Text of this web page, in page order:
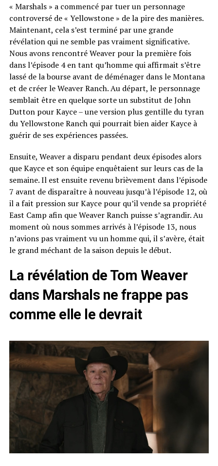
« Marshals » a commencé par tuer un personnage
controversé de « Yellowstone » de la pire des manières.
Maintenant, cela s’est terminé par une grande
révélation qui ne semble pas vraiment significative.
Nous avons rencontré Weaver pour la première fois
dans l’épisode 4 en tant qu’homme qui affirmait s’être
lassé de la bourse avant de déménager dans le Montana
et de créer le Weaver Ranch. Au départ, le personnage
semblait être en quelque sorte un substitut de John
Dutton pour Kayce – une version plus gentille du tyran
du Yellowstone Ranch qui pourrait bien aider Kayce à
guérir de ses expériences passées.
Ensuite, Weaver a disparu pendant deux épisodes alors
que Kayce et son équipe enquêtaient sur leurs cas de la
semaine. Il est ensuite revenu brièvement dans l’épisode
7 avant de disparaître à nouveau jusqu’à l’épisode 12, où
il a fait pression sur Kayce pour qu’il vende sa propriété
East Camp afin que Weaver Ranch puisse s’agrandir. Au
moment où nous sommes arrivés à l’épisode 13, nous
n’avions pas vraiment vu un homme qui, il s’avère, était
le grand méchant de la saison depuis le début.
La révélation de Tom Weaver
dans Marshals ne frappe pas
comme elle le devrait